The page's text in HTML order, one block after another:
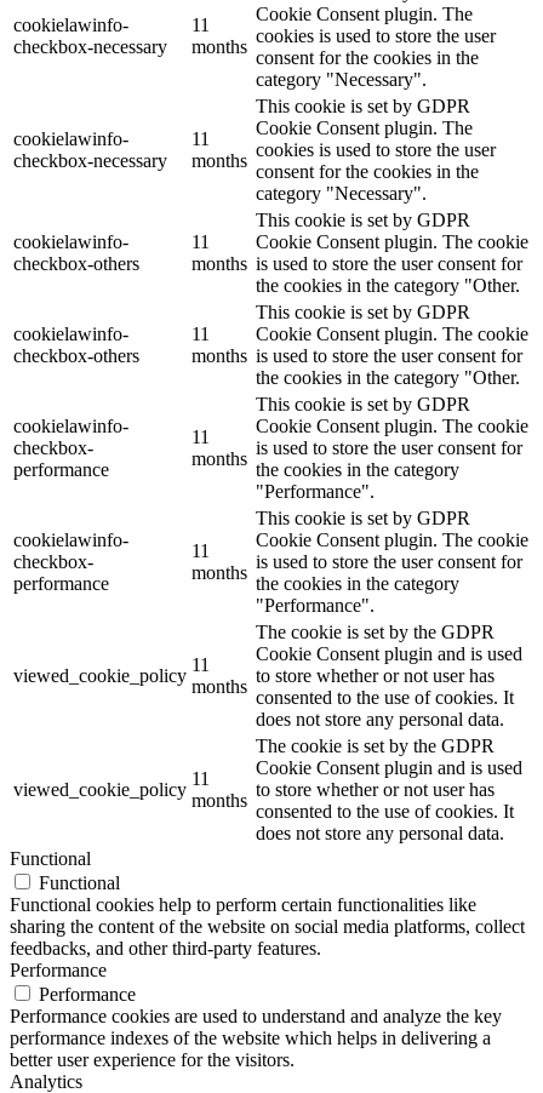
cookielawinfo-
checkbox-necessary
11
months
Cookie Consent plugin. The
cookies is used to store the user
consent for the cookies in the
category "Necessary".
cookielawinfo-
checkbox-necessary
11
months
This cookie is set by GDPR
Cookie Consent plugin. The
cookies is used to store the user
consent for the cookies in the
category "Necessary".
cookielawinfo-
checkbox-others
11
months
This cookie is set by GDPR
Cookie Consent plugin. The cookie
is used to store the user consent for
the cookies in the category "Other.
cookielawinfo-
checkbox-others
11
months
This cookie is set by GDPR
Cookie Consent plugin. The cookie
is used to store the user consent for
the cookies in the category "Other.
cookielawinfo-
checkbox-
performance
11
months
This cookie is set by GDPR
Cookie Consent plugin. The cookie
is used to store the user consent for
the cookies in the category
"Performance".
cookielawinfo-
checkbox-
performance
11
months
This cookie is set by GDPR
Cookie Consent plugin. The cookie
is used to store the user consent for
the cookies in the category
"Performance".
viewed_cookie_policy
11
months
The cookie is set by the GDPR
Cookie Consent plugin and is used
to store whether or not user has
consented to the use of cookies. It
does not store any personal data.
viewed_cookie_policy
11
months
The cookie is set by the GDPR
Cookie Consent plugin and is used
to store whether or not user has
consented to the use of cookies. It
does not store any personal data.
Functional
Functional
Functional cookies help to perform certain functionalities like
sharing the content of the website on social media platforms, collect
feedbacks, and other third-party features.
Performance
Performance
Performance cookies are used to understand and analyze the key
performance indexes of the website which helps in delivering a
better user experience for the visitors.
Analytics